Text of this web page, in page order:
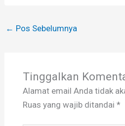
← Pos Sebelumnya
Tinggalkan
Alamat email Anda tidak
Ruas yang wajib ditandai *